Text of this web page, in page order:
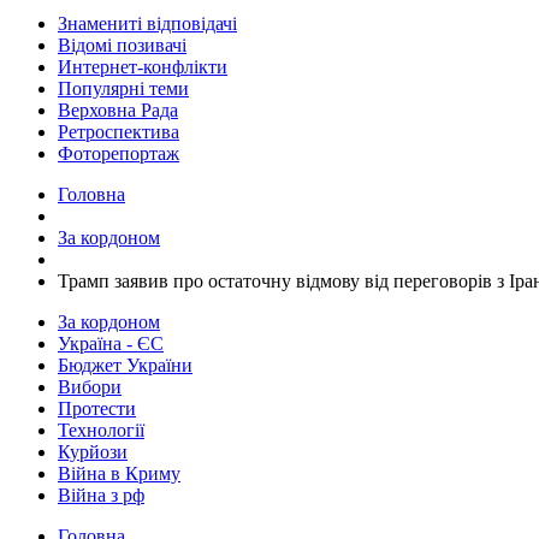
Знамениті відповідачі
Відомі позивачі
Интернет-конфлікти
Популярні теми
Верховна Рада
Ретроспектива
Фоторепортаж
Головна
За кордоном
​Трамп заявив про остаточну відмову від переговорів з
За кордоном
Україна - ЄС
Бюджет України
Вибори
Протести
Технології
Курйози
Війна в Криму
Війна з рф